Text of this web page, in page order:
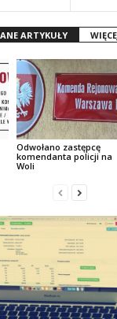
ARTYKUŁY
Odwołano zastępcę
komendanta policji na
Woli